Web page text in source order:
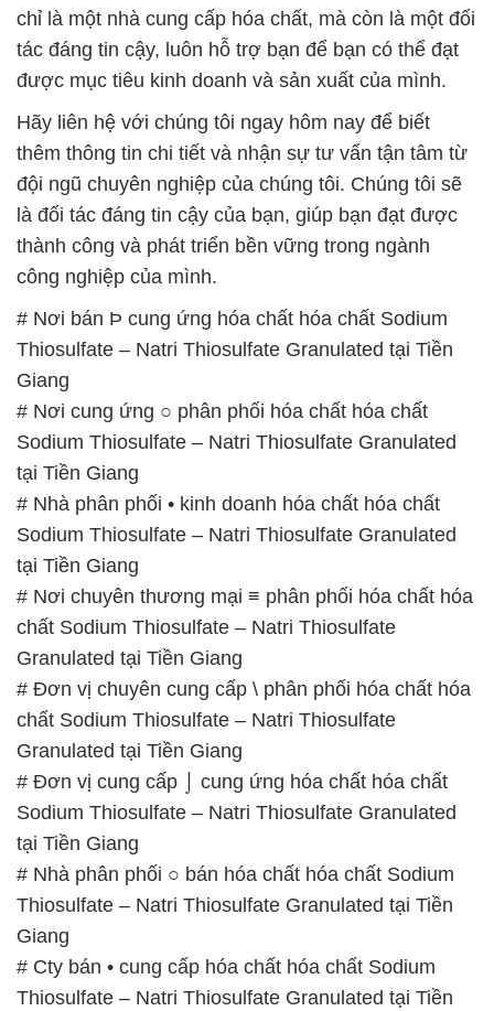
chỉ là một nhà cung cấp hóa chất, mà còn là một đối
tác đáng tin cậy, luôn hỗ trợ bạn để bạn có thể đạt
được mục tiêu kinh doanh và sản xuất của mình.
Hãy liên hệ với chúng tôi ngay hôm nay để biết
thêm thông tin chi tiết và nhận sự tư vấn tận tâm từ
đội ngũ chuyên nghiệp của chúng tôi. Chúng tôi sẽ
là đối tác đáng tin cậy của bạn, giúp bạn đạt được
thành công và phát triển bền vững trong ngành
công nghiệp của mình.
# Nơi bán Þ cung ứng hóa chất hóa chất Sodium
Thiosulfate – Natri Thiosulfate Granulated tại Tiền
Giang
# Nơi cung ứng ○ phân phối hóa chất hóa chất
Sodium Thiosulfate – Natri Thiosulfate Granulated
tại Tiền Giang
# Nhà phân phối • kinh doanh hóa chất hóa chất
Sodium Thiosulfate – Natri Thiosulfate Granulated
tại Tiền Giang
# Nơi chuyên thương mại ≡ phân phối hóa chất hóa
chất Sodium Thiosulfate – Natri Thiosulfate
Granulated tại Tiền Giang
# Đơn vị chuyên cung cấp \ phân phối hóa chất hóa
chất Sodium Thiosulfate – Natri Thiosulfate
Granulated tại Tiền Giang
# Đơn vị cung cấp ⌡ cung ứng hóa chất hóa chất
Sodium Thiosulfate – Natri Thiosulfate Granulated
tại Tiền Giang
# Nhà phân phối ○ bán hóa chất hóa chất Sodium
Thiosulfate – Natri Thiosulfate Granulated tại Tiền
Giang
# Cty bán • cung cấp hóa chất hóa chất Sodium
Thiosulfate – Natri Thiosulfate Granulated tại Tiền